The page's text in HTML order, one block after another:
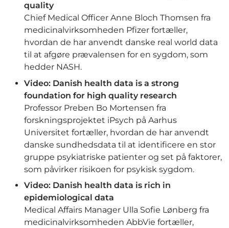
quality
Chief Medical Officer Anne Bloch Thomsen fra
medicinalvirksomheden Pfizer fortæller,
hvordan de har anvendt danske real world data
til at afgøre prævalensen for en sygdom, som
hedder NASH.
Video: Danish health data is a strong
foundation for high quality research
Professor Preben Bo Mortensen fra
forskningsprojektet iPsych på Aarhus
Universitet fortæller, hvordan de har anvendt
danske sundhedsdata til at identificere en stor
gruppe psykiatriske patienter og set på faktorer,
som påvirker risikoen for psykisk sygdom.
Video: Danish health data is rich in
epidemiological data
Medical Affairs Manager Ulla Sofie Lønberg fra
medicinalvirksomheden AbbVie fortæller,